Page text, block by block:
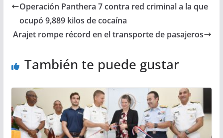
Operación Panthera 7 contra red criminal a la que
ocupó 9,889 kilos de cocaína
Arajet rompe récord en el transporte de pasajeros
También te puede gustar